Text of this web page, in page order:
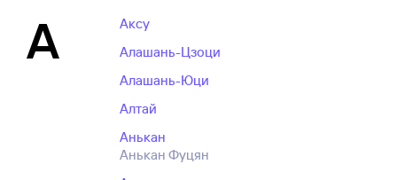
А
Аксу
Алашань-Цзоци
Алашань-Юци
Алтай
Анькан
Анькан Фуцян